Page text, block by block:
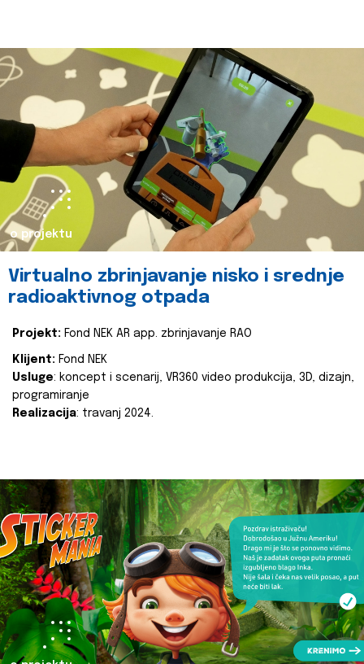
o projektu
Virtualno zbrinjavanje nisko i srednje
radioaktivnog otpada
Projekt: Fond NEK AR app. zbrinjavanje RAO
Klijent: Fond NEK
Usluge: koncept i scenarij, VR360 video produkcija, 3D, dizajn,
programiranje
Realizacija: travanj 2024.